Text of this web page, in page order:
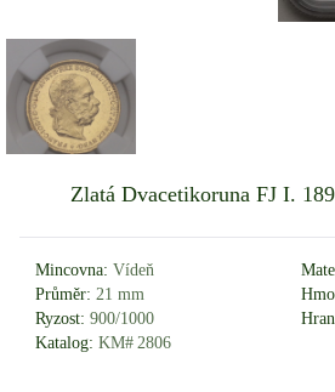
Zlatá Dvacetikoruna FJ I.
Mincovna: Vídeň
Průměr: 21 mm
Ryzost: 900/1000
Katalog: KM# 2806